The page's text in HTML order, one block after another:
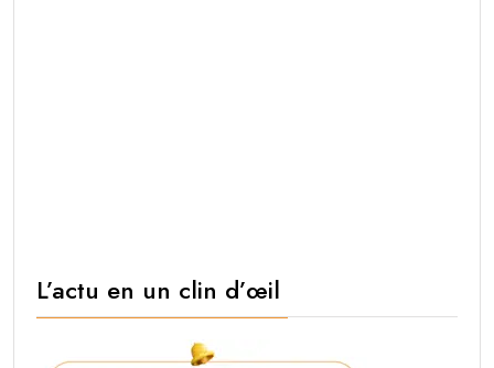
L’actu en un clin d’œil